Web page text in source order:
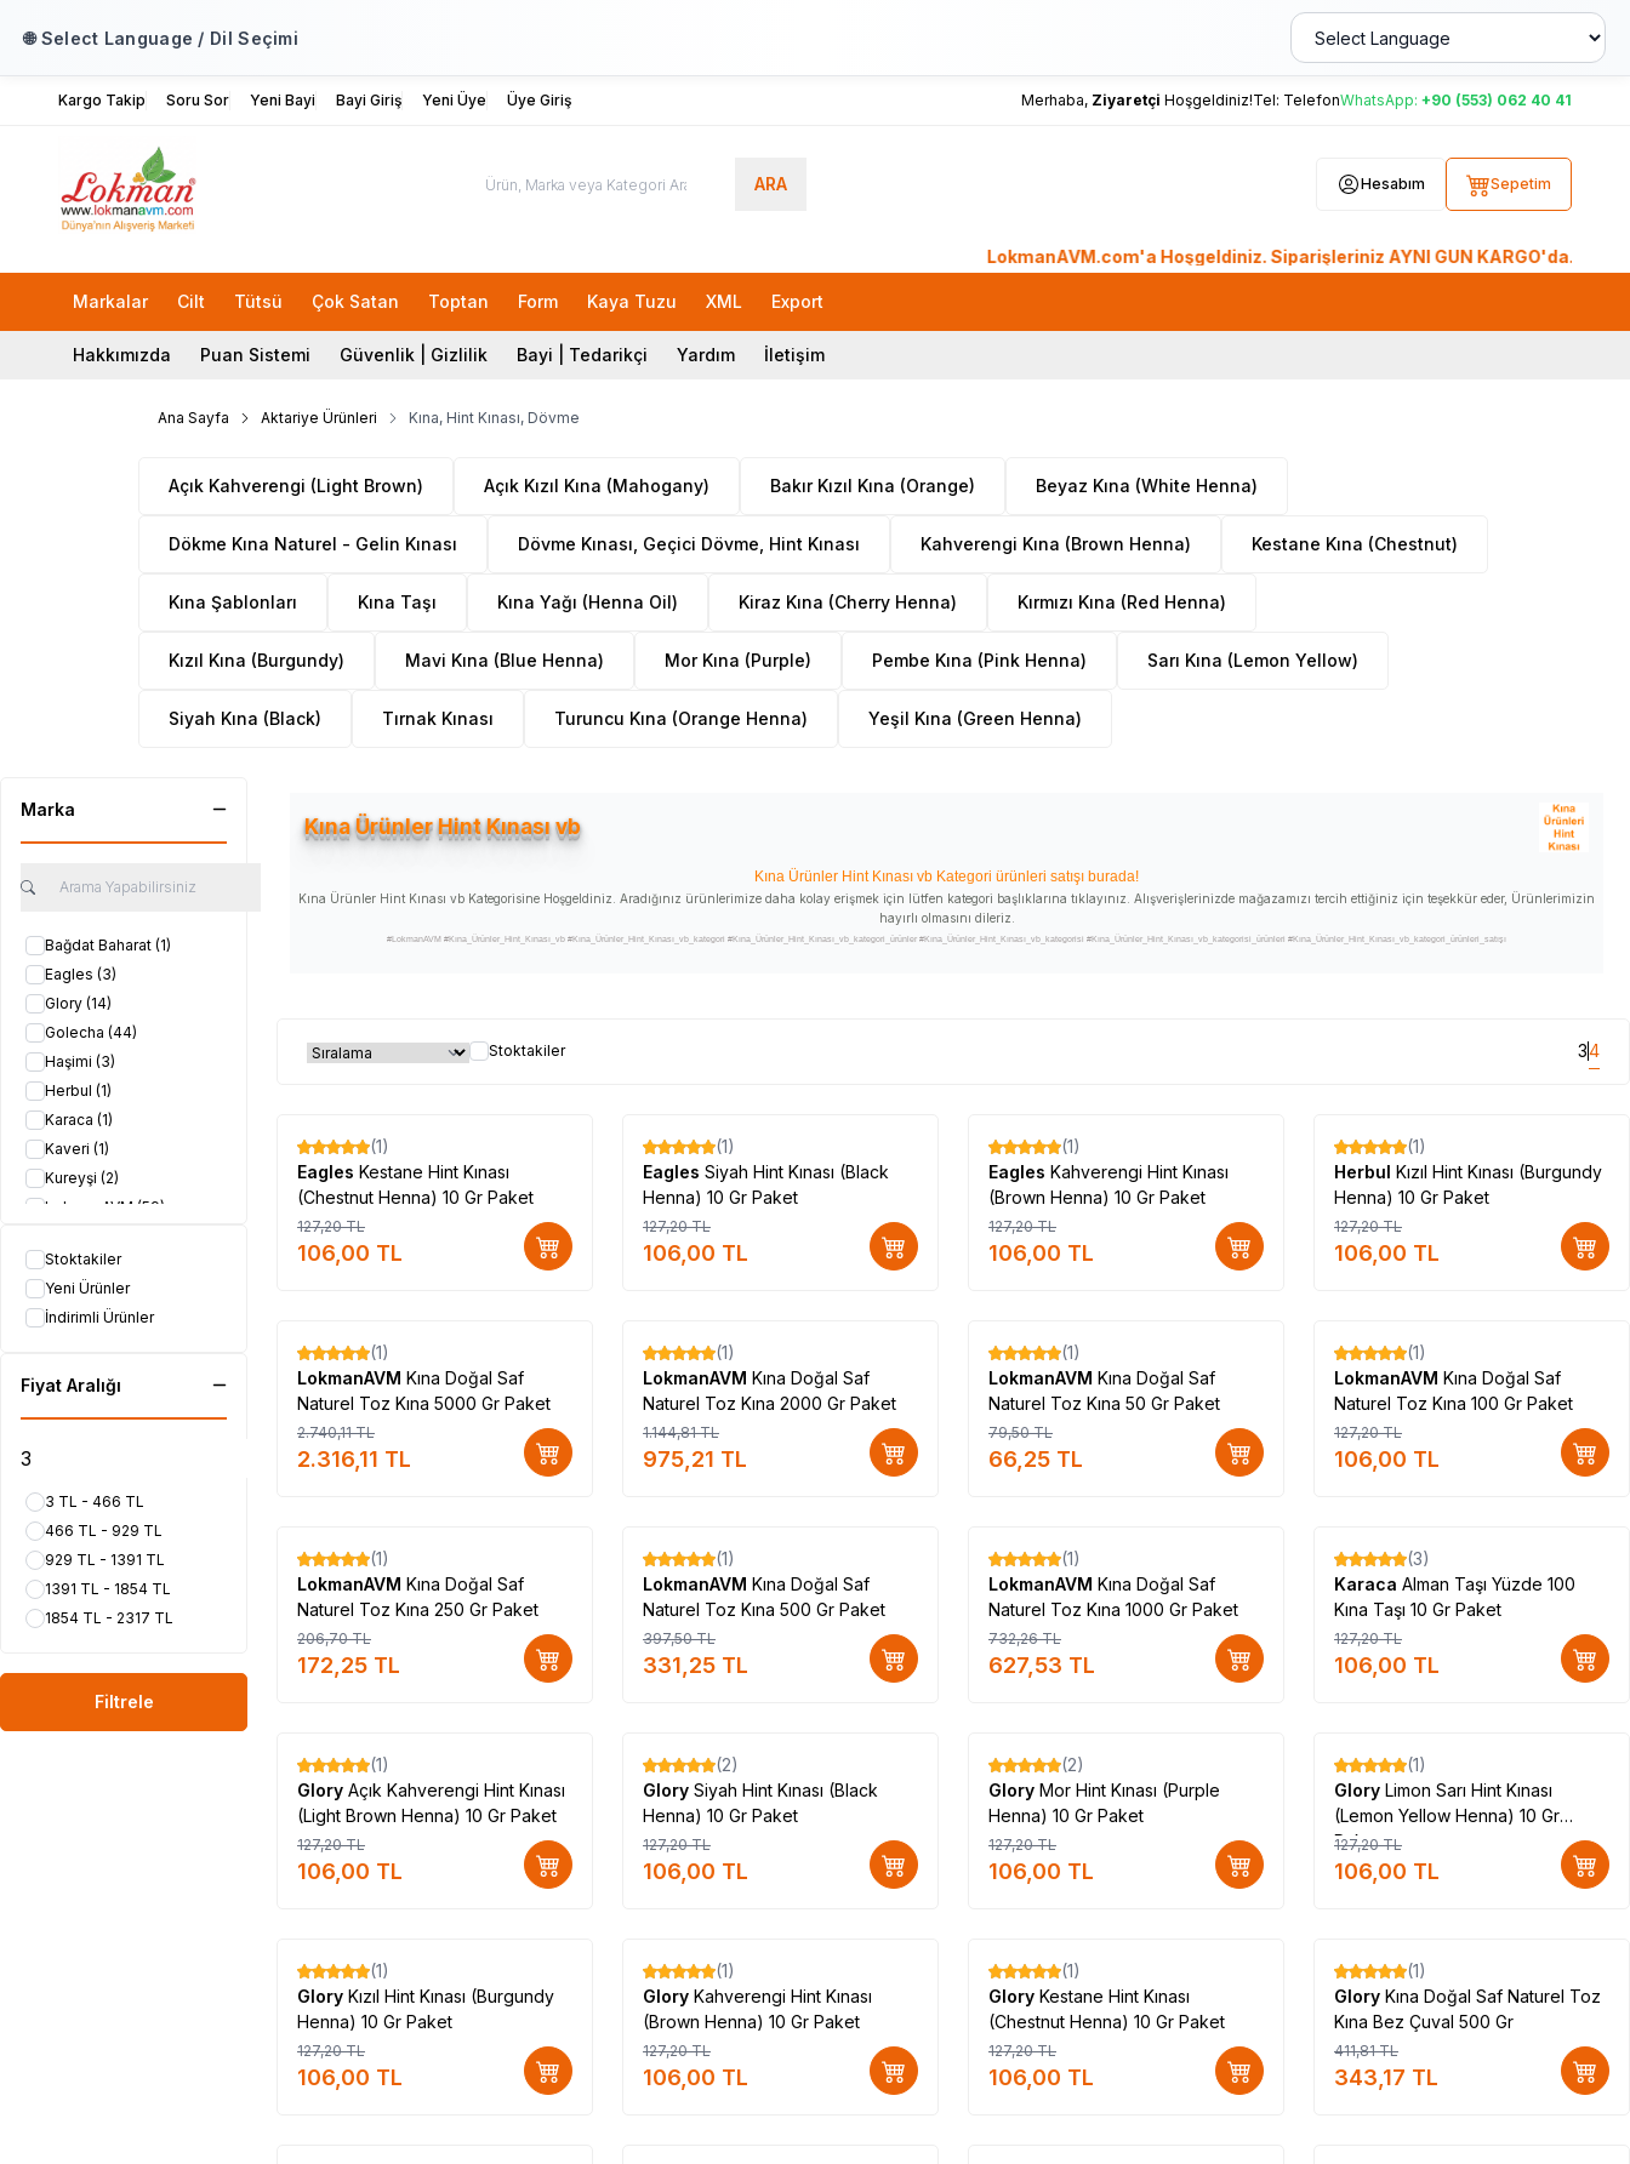
🌐 Select Language / Dil Seçimi
Kargo Takip Soru Sor Yeni Bayi Bayi Giriş Yeni Üye Üye Giriş Merhaba, Ziyaretçi Hoşgeldiniz!Tel: TelefonWhatsApp: +90 (553) 062 40 41
ARA Hesabım Sepetim
LokmanAVM.com'a Hoşgeldiniz. Siparişleriniz AYNI GÜN KARGO'da. Tüm
Markalar Cilt Tütsü Çok Satan Toptan Form Kaya Tuzu XML Export
Hakkımızda Puan Sistemi Güvenlik | Gizlilik Bayi | Tedarikçi Yardım İletişim
Ana Sayfa Aktariye Ürünleri Kına, Hint Kınası, Dövme
Açık Kahverengi (Light Brown) Açık Kızıl Kına (Mahogany) Bakır Kızıl Kına (Orange) Beyaz Kına (White Henna)
Dökme Kına Naturel - Gelin Kınası Dövme Kınası, Geçici Dövme, Hint Kınası Kahverengi Kına (Brown Henna) Kestane Kına (Chestnut)
Kına Şablonları Kına Taşı Kına Yağı (Henna Oil) Kiraz Kına (Cherry Henna) Kırmızı Kına (Red Henna)
Kızıl Kına (Burgundy) Mavi Kına (Blue Henna) Mor Kına (Purple) Pembe Kına (Pink Henna) Sarı Kına (Lemon Yellow)
Siyah Kına (Black) Tırnak Kınası Turuncu Kına (Orange Henna) Yeşil Kına (Green Henna)
Marka
Bağdat Baharat (1)
Eagles (3)
Glory (14)
Golecha (44)
Haşimi (3)
Herbul (1)
Karaca (1)
Kaveri (1)
Kureyşi (2)
LokmanAVM (59)
Sehar(1)
Visser(1)
Stoktakiler
Yeni Ürünler
İndirimli Ürünler
Fiyat Aralığı
3 TL - 466 TL
466 TL - 929 TL
929 TL - 1391 TL
1391 TL - 1854 TL
1854 TL - 2317 TL
Filtrele
Kına Ürünler Hint Kınası vb
Kına Ürünler Hint Kınası vb Kategori ürünleri satışı burada!
Kına Ürünler Hint Kınası vb Kategorisine Hoşgeldiniz. Aradığınız ürünlerimize daha kolay erişmek için lütfen kategori başlıklarına tıklayınız. Alışverişlerinizde mağazamızı tercih ettiğiniz için teşekkür eder, Ürünlerimizin
hayırlı olmasını dileriz.
#LokmanAVM #Kına_Ürünler_Hint_Kınası_vb #Kına_Ürünler_Hint_Kınası_vb_kategori #Kına_Ürünler_Hint_Kınası_vb_kategori_ürünler #Kına_Ürünler_Hint_Kınası_vb_kategorisi #Kına_Ürünler_Hint_Kınası_vb_kategorisi_ürünleri #Kına_Ürünler_Hint_Kınası_vb_kategori_ürünleri_satışı
Stoktakiler 34
%17
(1)
Eagles Kestane Hint Kınası
(Chestnut Henna) 10 Gr Paket
127,20TL
106,00 TL
%17
(1)
Eagles Siyah Hint Kınası (Black
Henna) 10 Gr Paket
127,20TL
106,00 TL
%17
(1)
Eagles Kahverengi Hint Kınası
(Brown Henna) 10 Gr Paket
127,20TL
106,00 TL
%17
(1)
Herbul Kızıl Hint Kınası (Burgundy
Henna) 10 Gr Paket
127,20TL
106,00 TL
%15
(1)
LokmanAVM Kına Doğal Saf
Naturel Toz Kına 5000 Gr Paket
2.740,11TL
2.316,11 TL
%15
(1)
LokmanAVM Kına Doğal Saf
Naturel Toz Kına 2000 Gr Paket
1.144,81TL
975,21 TL
%17
(1)
LokmanAVM Kına Doğal Saf
Naturel Toz Kına 50 Gr Paket
79,50TL
66,25 TL
%17
(1)
LokmanAVM Kına Doğal Saf
Naturel Toz Kına 100 Gr Paket
127,20TL
106,00 TL
%17
(1)
LokmanAVM Kına Doğal Saf
Naturel Toz Kına 250 Gr Paket
206,70TL
172,25 TL
%17
(1)
LokmanAVM Kına Doğal Saf
Naturel Toz Kına 500 Gr Paket
397,50TL
331,25 TL
%14
(1)
LokmanAVM Kına Doğal Saf
Naturel Toz Kına 1000 Gr Paket
732,26TL
627,53 TL
%17
(3)
Karaca Alman Taşı Yüzde 100
Kına Taşı 10 Gr Paket
127,20TL
106,00 TL
%17
(1)
Glory Açık Kahverengi Hint Kınası
(Light Brown Henna) 10 Gr Paket
127,20TL
106,00 TL
%17
(2)
Glory Siyah Hint Kınası (Black
Henna) 10 Gr Paket
127,20TL
106,00 TL
%17
(2)
Glory Mor Hint Kınası (Purple
Henna) 10 Gr Paket
127,20TL
106,00 TL
%17
(1)
Glory Limon Sarı Hint Kınası
(Lemon Yellow Henna) 10 Gr
Paket
127,20TL
106,00 TL
%17
(1)
Glory Kızıl Hint Kınası (Burgundy
Henna) 10 Gr Paket
127,20TL
106,00 TL
%17
(1)
Glory Kahverengi Hint Kınası
(Brown Henna) 10 Gr Paket
127,20TL
106,00 TL
%17
(1)
Glory Kestane Hint Kınası
(Chestnut Henna) 10 Gr Paket
127,20TL
106,00 TL
%17
(1)
Glory Kına Doğal Saf Naturel Toz
Kına Bez Çuval 500 Gr
411,81TL
343,17 TL